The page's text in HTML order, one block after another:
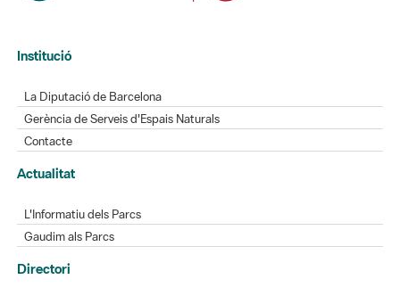
Institució
La Diputació de Barcelona
Gerència de Serveis d'Espais Naturals
Contacte
Actualitat
L'Informatiu dels Parcs
Gaudim als Parcs
Directori